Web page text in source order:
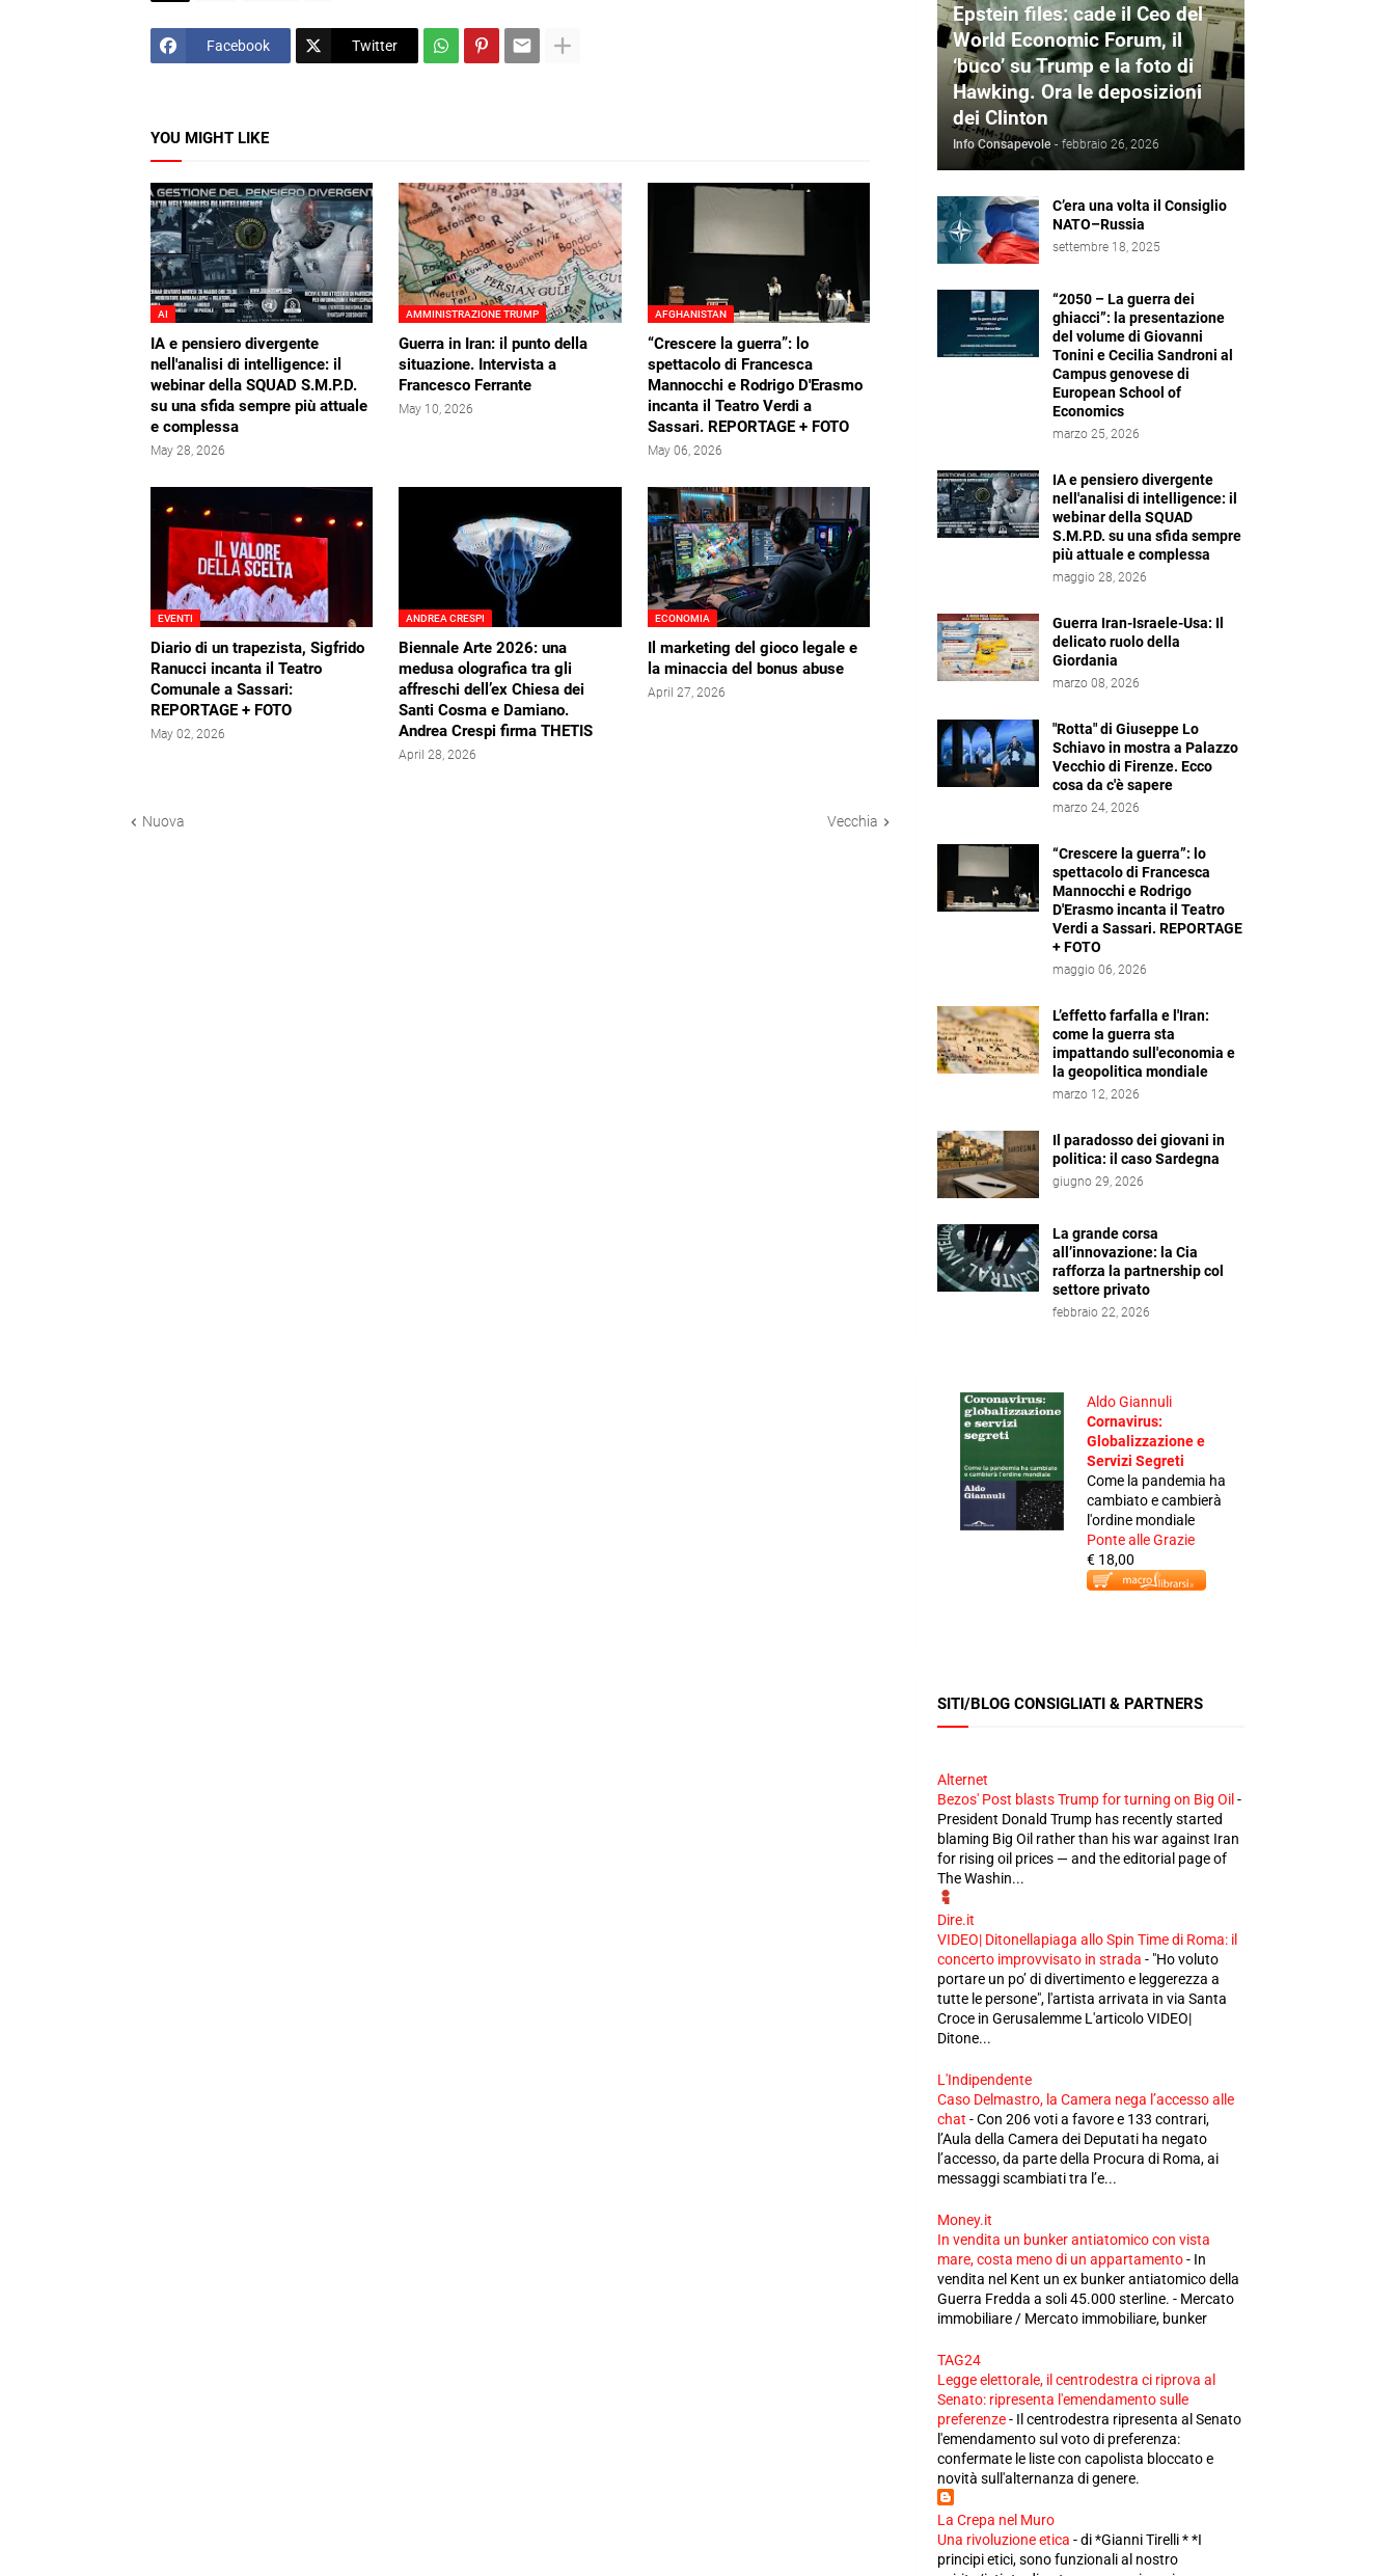
Facebook Twitter
YOU MIGHT LIKE
AI
IA e pensiero divergente
nell'analisi di intelligence: il
webinar della SQUAD S.M.P.D.
su una sfida sempre più attuale
e complessa
May 28, 2026
AMMINISTRAZIONE TRUMP
Guerra in Iran: il punto della
situazione. Intervista a
Francesco Ferrante
May 10, 2026
AFGHANISTAN
“Crescere la guerra”: lo
spettacolo di Francesca
Mannocchi e Rodrigo D'Erasmo
incanta il Teatro Verdi a
Sassari. REPORTAGE + FOTO
May 06, 2026
EVENTI
Diario di un trapezista, Sigfrido
Ranucci incanta il Teatro
Comunale a Sassari:
REPORTAGE + FOTO
May 02, 2026
ANDREA CRESPI
Biennale Arte 2026: una
medusa olografica tra gli
affreschi dell’ex Chiesa dei
Santi Cosma e Damiano.
Andrea Crespi firma THETIS
April 28, 2026
ECONOMIA
Il marketing del gioco legale e
la minaccia del bonus abuse
April 27, 2026
Nuova Vecchia
Epstein files: cade il Ceo del
World Economic Forum, il
‘buco’ su Trump e la foto di
Hawking. Ora le deposizioni
dei Clinton
Info Consapevole - febbraio 26, 2026
C’era una volta il Consiglio
NATO–Russia
settembre 18, 2025
“2050 – La guerra dei
ghiacci”: la presentazione
del volume di Giovanni
Tonini e Cecilia Sandroni al
Campus genovese di
European School of
Economics
marzo 25, 2026
IA e pensiero divergente
nell'analisi di intelligence: il
webinar della SQUAD
S.M.P.D. su una sfida sempre
più attuale e complessa
maggio 28, 2026
Guerra Iran-Israele-Usa: Il
delicato ruolo della
Giordania
marzo 08, 2026
"Rotta" di Giuseppe Lo
Schiavo in mostra a Palazzo
Vecchio di Firenze. Ecco
cosa da c'è sapere
marzo 24, 2026
“Crescere la guerra”: lo
spettacolo di Francesca
Mannocchi e Rodrigo
D'Erasmo incanta il Teatro
Verdi a Sassari. REPORTAGE
+ FOTO
maggio 06, 2026
L’effetto farfalla e l'Iran:
come la guerra sta
impattando sull'economia e
la geopolitica mondiale
marzo 12, 2026
Il paradosso dei giovani in
politica: il caso Sardegna
giugno 29, 2026
La grande corsa
all’innovazione: la Cia
rafforza la partnership col
settore privato
febbraio 22, 2026
Aldo Giannuli
Cornavirus:
Globalizzazione e
Servizi Segreti
Come la pandemia ha
cambiato e cambierà
l'ordine mondiale
Ponte alle Grazie
€ 18,00
SITI/BLOG CONSIGLIATI & PARTNERS
Alternet
Bezos' Post blasts Trump for turning on Big Oil -
President Donald Trump has recently started
blaming Big Oil rather than his war against Iran
for rising oil prices — and the editorial page of
The Washin...
Dire.it
VIDEO| Ditonellapiaga allo Spin Time di Roma: il
concerto improvvisato in strada - "Ho voluto
portare un po’ di divertimento e leggerezza a
tutte le persone", l'artista arrivata in via Santa
Croce in Gerusalemme L'articolo VIDEO|
Ditone...
L'Indipendente
Caso Delmastro, la Camera nega l’accesso alle
chat -Con 206 voti a favore e 133 contrari,
l’Aula della Camera dei Deputati ha negato
l’accesso, da parte della Procura di Roma, ai
messaggi scambiati tra l’e...
Money.it
In vendita un bunker antiatomico con vista
mare, costa meno di un appartamento- In
vendita nel Kent un ex bunker antiatomico della
Guerra Fredda a soli 45.000 sterline. - Mercato
immobiliare / Mercato immobiliare, bunker
TAG24
Legge elettorale, il centrodestra ci riprova al
Senato: ripresenta l'emendamento sulle
preferenze- Il centrodestra ripresenta al Senato
l'emendamento sul voto di preferenza:
confermate le liste con capolista bloccato e
novità sull'alternanza di genere.
La Crepa nel Muro
Una rivoluzione etica -di *Gianni Tirelli * *I
principi etici, sono funzionali al nostro